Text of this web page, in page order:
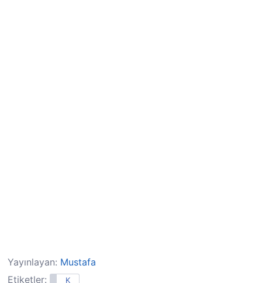
Yayınlayan: Mustafa
Etiketler:
K